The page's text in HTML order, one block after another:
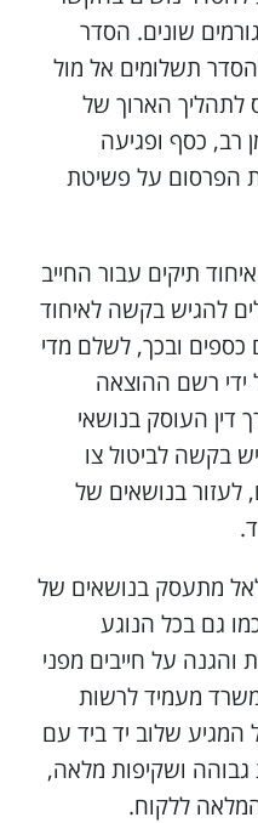
שונים. הסדר
תשלומים אל מול
לתהליך הארוך של
רב, כסף ופגיעה
הפרסום על פשיטת
תיקים עבור החייב
להגיש בקשה לאיחוד
כספים ובכך, לשלם מדי
רשם ההוצאה
דין העוסק בנושאי
בקשה לביטול צו
לעזור בנושאים של
מתעסק בנושאים של
גם בכל הנוגע
והגנה על חייבים מפני
מעמיד לרשות
המגיע שלוב יד ביד עם
גבוהה ושקיפות מלאה,
ללקוח.